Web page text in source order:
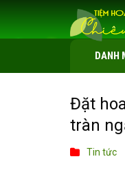
content
DANH
Đặt
tràn
Tin tức